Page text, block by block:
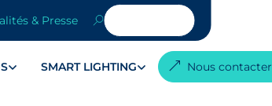
SMART LIGHTING
& Presse
Nous contacter